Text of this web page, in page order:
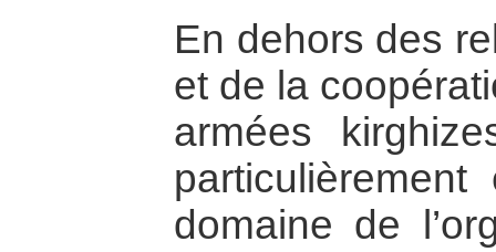
En dehors des
et de la
armées
domaine de